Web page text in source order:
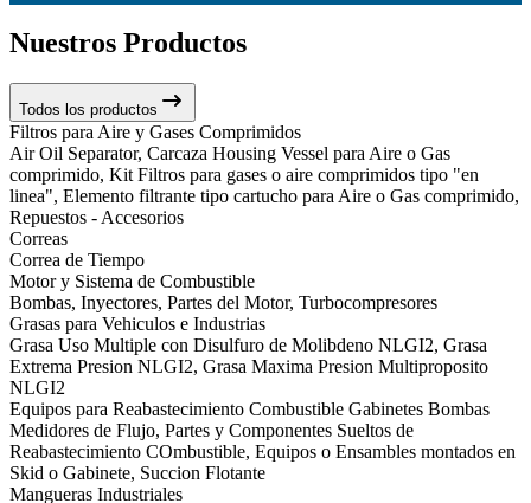
Nuestros Productos
Todos los productos
Filtros para Aire y Gases Comprimidos
Air Oil Separator, Carcaza Housing Vessel para Aire o Gas
comprimido, Kit Filtros para gases o aire comprimidos tipo "en
linea", Elemento filtrante tipo cartucho para Aire o Gas comprimido,
Repuestos - Accesorios
Correas
Correa de Tiempo
Motor y Sistema de Combustible
Bombas, Inyectores, Partes del Motor, Turbocompresores
Grasas para Vehiculos e Industrias
Grasa Uso Multiple con Disulfuro de Molibdeno NLGI2, Grasa
Extrema Presion NLGI2, Grasa Maxima Presion Multiproposito
NLGI2
Equipos para Reabastecimiento Combustible Gabinetes Bombas
Medidores de Flujo, Partes y Componentes Sueltos de
Reabastecimiento COmbustible, Equipos o Ensambles montados en
Skid o Gabinete, Succion Flotante
Mangueras Industriales